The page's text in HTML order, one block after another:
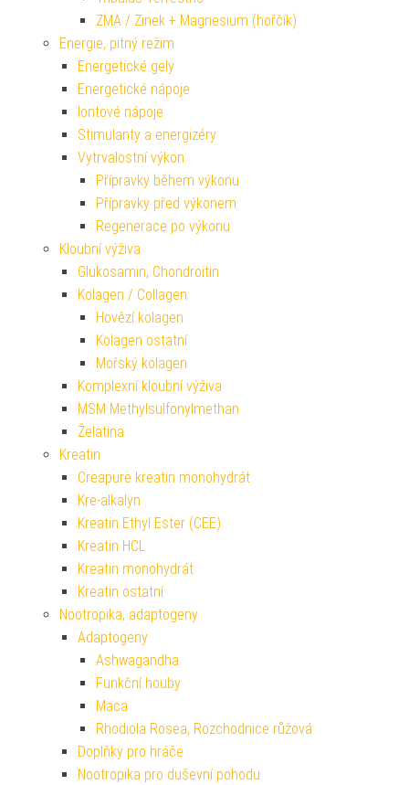
ZMA / Zinek + Magnesium (hořčík)
Energie, pitný režim
Energetické gely
Energetické nápoje
Iontové nápoje
Stimulanty a energizéry
Vytrvalostní výkon
Přípravky během výkonu
Přípravky před výkonem
Regenerace po výkonu
Kloubní výživa
Glukosamin, Chondroitin
Kolagen / Collagen
Hovězí kolagen
Kolagen ostatní
Mořský kolagen
Komplexní kloubní výživa
MSM Methylsulfonylmethan
Želatina
Kreatin
Creapure kreatin monohydrát
Kre-alkalyn
Kreatin Ethyl Ester (CEE)
Kreatin HCL
Kreatin monohydrát
Kreatin ostatní
Nootropika, adaptogeny
Adaptogeny
Ashwagandha
Funkční houby
Maca
Rhodiola Rosea, Rozchodnice růžová
Doplňky pro hráče
Nootropika pro duševní pohodu